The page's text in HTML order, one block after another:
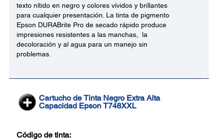
texto nítido en negro y colores vívidos y brillantes
para cualquier presentación. La tinta de pigmento
Epson DURABrite Pro de secado rápido produce
impresiones resistentes a las manchas, la
decoloración y al agua para un manejo sin
problemas.
Cartucho de Tinta Negro Extra Alta
Capacidad Epson T748XXL
Código de tinta: